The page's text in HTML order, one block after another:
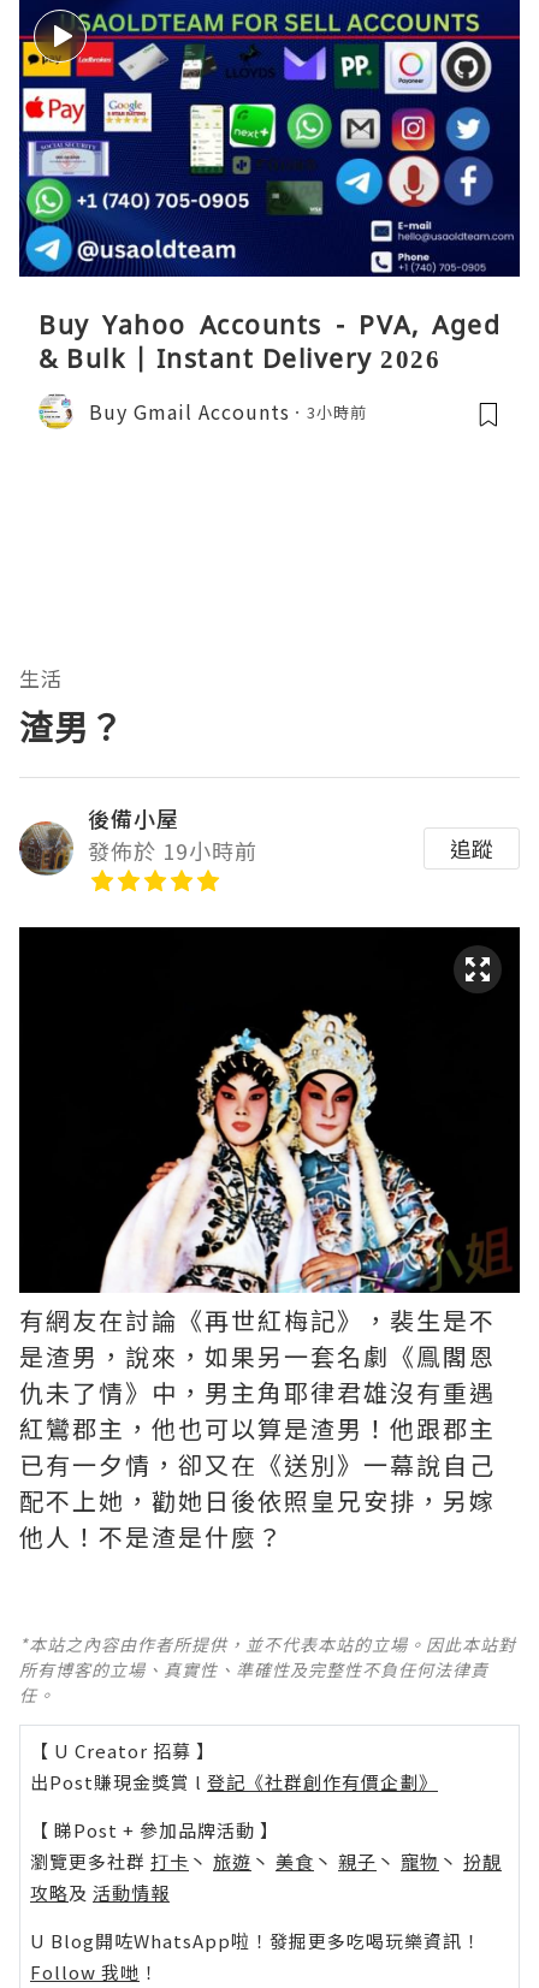
Buy Yahoo Accounts - PVA, Aged
& Bulk | Instant Delivery 2026
Buy Gmail Accounts 3小時前
生活
渣男？
後備小屋
發佈於 19小時前
追蹤
有網友在討論《再世紅梅記》，裴生是不
是渣男，說來，如果另一套名劇《鳯閣恩
仇未了情》中，男主角耶律君雄沒有重遇
紅鸞郡主，他也可以算是渣男！他跟郡主
已有一夕情，卻又在《送別》一幕說自己
配不上她，勸她日後依照皇兄安排，另嫁
他人！不是渣是什麼？ ​​​
*本站之內容由作者所提供，並不代表本站的立場。因此本站對
所有博客的立場、真實性、準確性及完整性不負任何法律責
任。
【 U Creator 招募 】
出Post賺現金獎賞 l 登記《社群創作有價企劃》
【 睇Post + 參加品牌活動 】
瀏覽更多社群 打卡 丶 旅遊 丶 美食 丶 親子 丶 寵物 丶 扮靚
攻略及 活動情報
U Blog開咗WhatsApp啦！發掘更多吃喝玩樂資訊！
Follow 我哋 ！